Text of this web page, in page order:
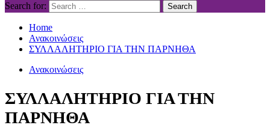
Search for:
Home
Ανακοινώσεις
ΣΥΛΛΑΛΗΤΗΡΙΟ ΓΙΑ ΤΗΝ ΠΑΡΝΗΘΑ
Ανακοινώσεις
ΣΥΛΛΑΛΗΤΗΡΙΟ ΓΙΑ ΤΗΝ
ΠΑΡΝΗΘΑ